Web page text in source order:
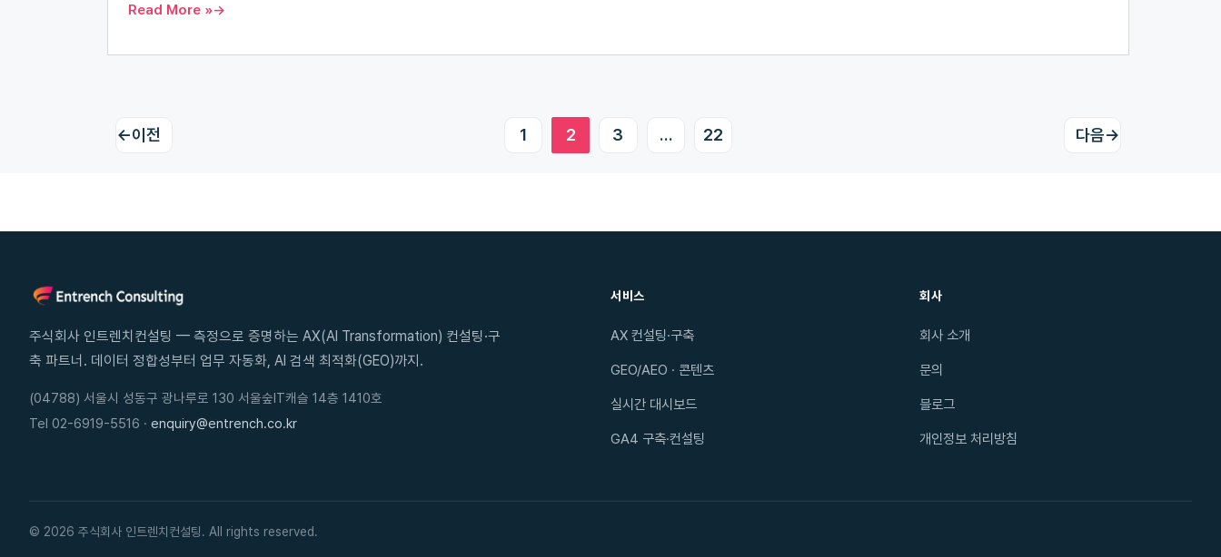
스
터
Read More »
←이전 1 2 3 … 22 다음→
주식회사 인트렌치컨설팅 — 측정으로 증명하는 AX(AI Transformation) 컨설팅·구
축 파트너. 데이터 정합성부터 업무 자동화, AI 검색 최적화(GEO)까지.
(04788) 서울시 성동구 광나루로 130 서울숲IT캐슬 14층 1410호
Tel 02-6919-5516 · enquiry@entrench.co.kr
서비스
AX 컨설팅·구축
GEO/AEO · 콘텐츠
실시간 대시보드
GA4 구축·컨설팅
회사
회사 소개
문의
블로그
개인정보 처리방침
© 2026 주식회사 인트렌치컨설팅. All rights reserved.